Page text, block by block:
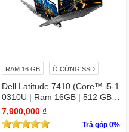
RAM 16 GB Ổ CỨNG SSD
Dell Latitude 7410 (Core™ i5-1
0310U | Ram 16GB | 512 GB S
SD | 14.0inch FHD) 2 in 1 cảm
ứng
7,900,000 ₫
Trả góp 0%